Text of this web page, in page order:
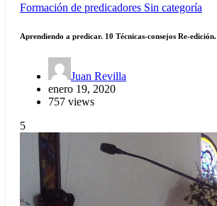
Formación de predicadores Sin categoría
Aprendiendo a predicar. 10 Técnicas-consejos Re-edición.
Juan Revilla
enero 19, 2020
757 views
5